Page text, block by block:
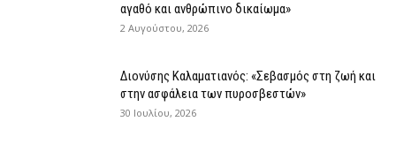
αγαθό και ανθρώπινο δικαίωμα»
2 Αυγούστου, 2026
Διονύσης Καλαματιανός: «Σεβασμός στη ζωή και
στην ασφάλεια των πυροσβεστών»
30 Ιουλίου, 2026